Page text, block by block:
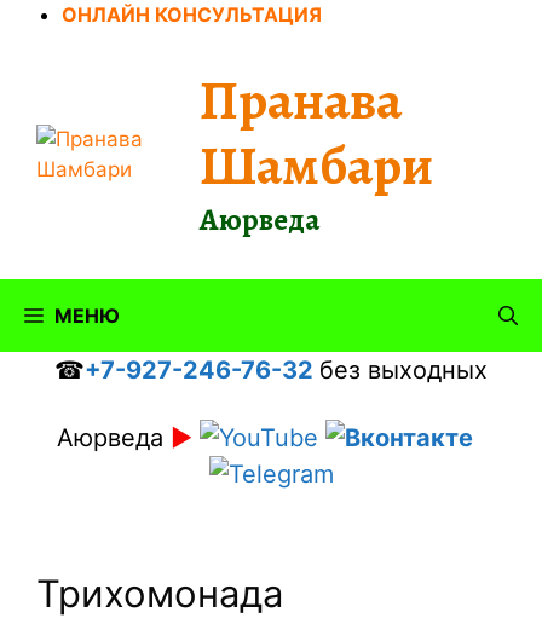
ПерейтиОНЛАЙН КОНСУЛЬТАЦИЯ
Пранава
Шамбари
Аюрведа
МЕНЮ
☎+7-927-246-76-32 без выходных
Аюрведа ►
Трихомонада